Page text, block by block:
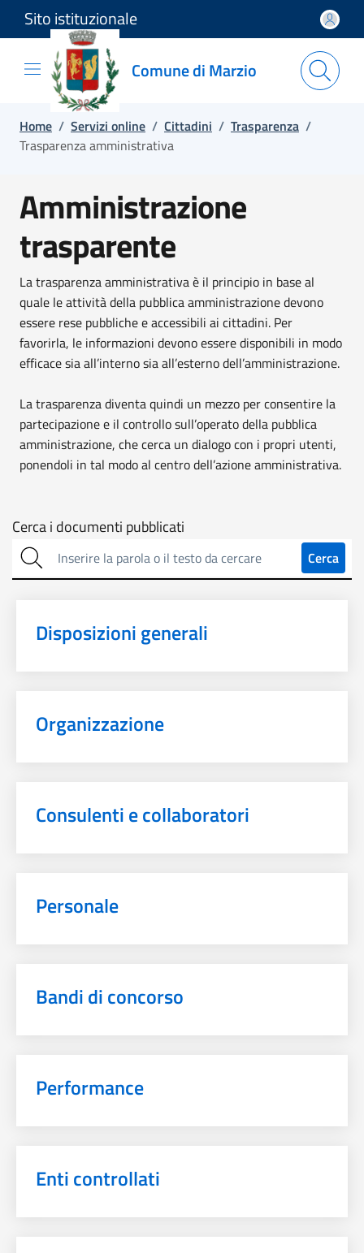
Salta e vai al contenuto
Salta e vai al footer
Sito istituzionale
Comune di Marzio
Home / Servizi online / Cittadini / Trasparenza /
Trasparenza amministrativa
Amministrazione
trasparente
La trasparenza amministrativa è il principio in base al
quale le attività della pubblica amministrazione devono
essere rese pubbliche e accessibili ai cittadini. Per
favorirla, le informazioni devono essere disponibili in modo
efficace sia all’interno sia all’esterno dell’amministrazione.
La trasparenza diventa quindi un mezzo per consentire la
partecipazione e il controllo sull’operato della pubblica
amministrazione, che cerca un dialogo con i propri utenti,
ponendoli in tal modo al centro dell’azione amministrativa.
Cerca
sulla
Cerca i documenti pubblicati
Cerca
Disposizioni generali
Organizzazione
Consulenti e collaboratori
Personale
Bandi di concorso
Performance
Enti controllati